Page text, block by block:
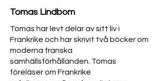
Tomas Lindbom
Tomas har levt delar av sitt liv i
Frankrike och har skrivit två böcker om
moderna franska
samhällsförhållanden. Tomas
föreläser om Frankrike